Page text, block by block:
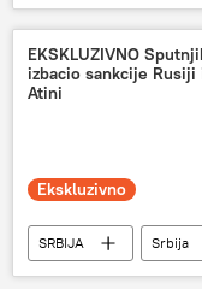
Mundobasket 2023 –
Košarka
EKSKLUZIVNO
izbacio sankcije Rusiji
Atini
Ekskluzivno
SRBIJA Srbija
Aleksandar Vučić